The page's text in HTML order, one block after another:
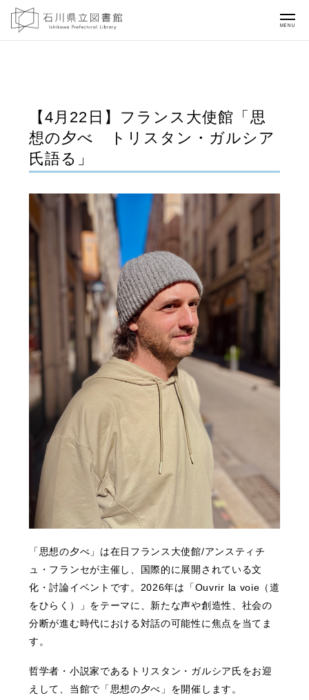
MENU
【4月22日】フランス大使館「思
想の夕べ トリスタン・ガルシア
氏語る」
「思想の夕べ」は在日フランス大使館/アンスティチ
ュ・フランセが主催し、国際的に展開されている文
化・討論イベントです。2026年は「Ouvrir la voie（道
をひらく）」をテーマに、新たな声や創造性、社会の
分断が進む時代における対話の可能性に焦点を当てま
す。
哲学者・小説家であるトリスタン・ガルシア氏をお迎
えして、当館で「思想の夕べ」を開催します。